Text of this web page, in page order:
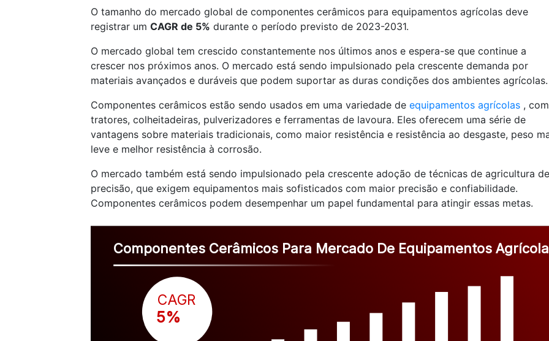
O tamanho do mercado global de componentes cerâmicos para equipamentos agrícolas deve
registrar um CAGR de 5% durante o período previsto de 2023-2031.
O mercado global tem crescido constantemente nos últimos anos e espera-se que continue a
crescer nos próximos anos. O mercado está sendo impulsionado pela crescente demanda por
materiais avançados e duráveis que podem suportar as duras condições dos ambientes agrícolas.
Componentes cerâmicos estão sendo usados em uma variedade de equipamentos agrícolas ,
tratores, colheitadeiras, pulverizadores e ferramentas de lavoura. Eles oferecem uma série de
vantagens sobre materiais tradicionais, como maior resistência e resistência ao desgaste, peso
leve e melhor resistência à corrosão.
O mercado também está sendo impulsionado pela crescente adoção de técnicas de agricultura de
precisão, que exigem equipamentos mais sofisticados com maior precisão e confiabilidade.
Componentes cerâmicos podem desempenhar um papel fundamental para atingir essas metas.
Componentes Cerâmicos Para Mercado De Equipamentos
CAGR
5%